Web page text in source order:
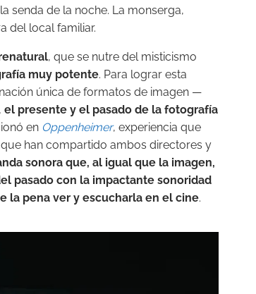
senda de la noche. La monserga,
del local familiar.
, que se nutre del misticismo
muy potente. Para lograr esta
única de formatos de imagen —
el presente y el pasado de la fotografía
en Oppenheimer, experiencia que
han compartido ambos directores y
sonora que, al igual que la imagen,
pasado con la impactante sonoridad
la pena ver y escucharla en el cine.